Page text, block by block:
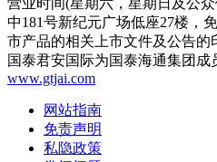
营业时间(星期六，星期日及公
中181号新纪元广场低座27楼，
市产品的相关上市文件及公告的
国泰君安国际为国泰海通集团成
www.gtjai.com
网站指南
免责声明
私隐政策